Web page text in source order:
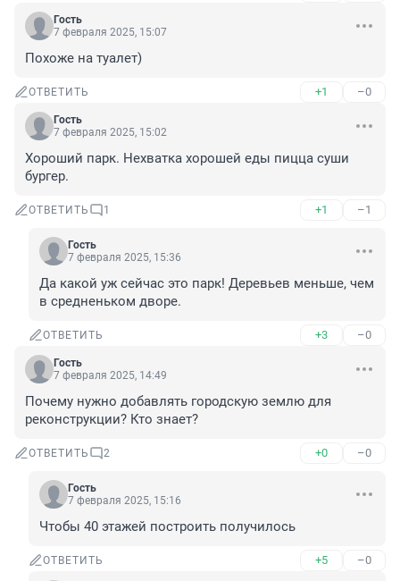
Гость
7 февраля 2025, 15:07
Похоже на туалет)
ОТВЕТИТЬ +1 –0
Гость
7 февраля 2025, 15:02
Хороший парк. Нехватка хорошей еды пицца суши
бургер.
ОТВЕТИТЬ 1 +1 –1
Гость
7 февраля 2025, 15:36
Да какой уж сейчас это парк! Деревьев меньше, чем
в средненьком дворе.
ОТВЕТИТЬ +3 –0
Гость
7 февраля 2025, 14:49
Почему нужно добавлять городскую землю для
реконструкции? Кто знает?
ОТВЕТИТЬ 2 +0 –0
Гость
7 февраля 2025, 15:16
Чтобы 40 этажей построить получилось
ОТВЕТИТЬ +5 –0